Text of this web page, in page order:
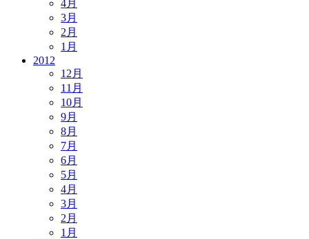
4月
3月
2月
1月
2012
12月
11月
10月
9月
8月
7月
6月
5月
4月
3月
2月
1月